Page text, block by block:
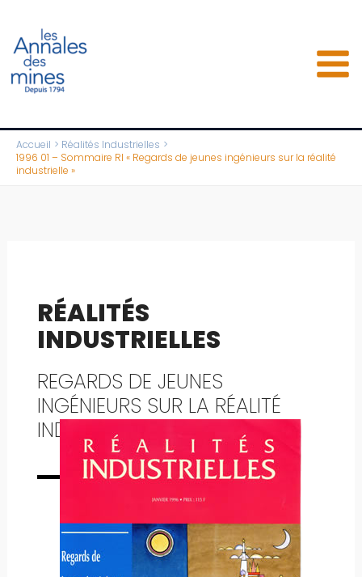
contenu
Accueil
Réalités Industrielles
1996 01 – Sommaire RI « Regards de jeunes ingénieurs sur la réalité
industrielle »
RÉALITÉS
INDUSTRIELLES
REGARDS DE JEUNES
INGÉNIEURS SUR LA RÉALITÉ
INDUSTRIELLE
Numéro complet